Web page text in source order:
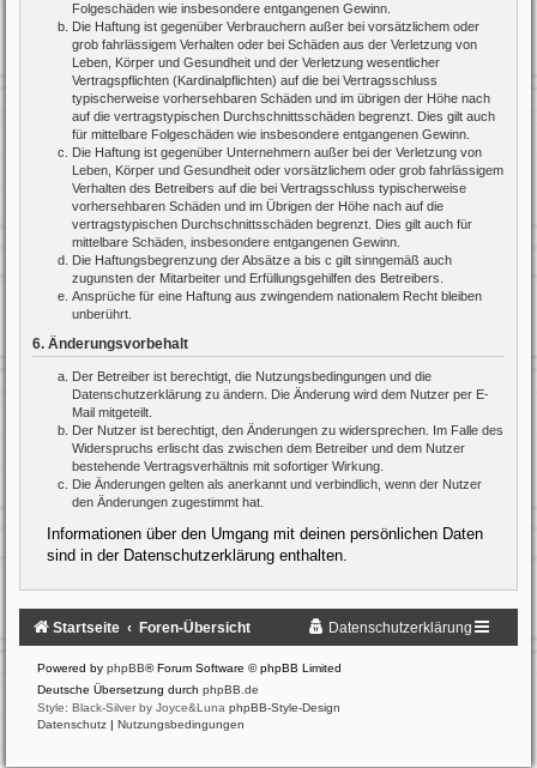
Folgeschäden wie insbesondere entgangenen Gewinn.
Die Haftung ist gegenüber Verbrauchern außer bei vorsätzlichem oder
grob fahrlässigem Verhalten oder bei Schäden aus der Verletzung von
Leben, Körper und Gesundheit und der Verletzung wesentlicher
Vertragspflichten (Kardinalpflichten) auf die bei Vertragsschluss
typischerweise vorhersehbaren Schäden und im übrigen der Höhe nach
auf die vertragstypischen Durchschnittsschäden begrenzt. Dies gilt auch
für mittelbare Folgeschäden wie insbesondere entgangenen Gewinn.
Die Haftung ist gegenüber Unternehmern außer bei der Verletzung von
Leben, Körper und Gesundheit oder vorsätzlichem oder grob fahrlässigem
Verhalten des Betreibers auf die bei Vertragsschluss typischerweise
vorhersehbaren Schäden und im Übrigen der Höhe nach auf die
vertragstypischen Durchschnittsschäden begrenzt. Dies gilt auch für
mittelbare Schäden, insbesondere entgangenen Gewinn.
Die Haftungsbegrenzung der Absätze a bis c gilt sinngemäß auch
zugunsten der Mitarbeiter und Erfüllungsgehilfen des Betreibers.
Ansprüche für eine Haftung aus zwingendem nationalem Recht bleiben
unberührt.
6. Änderungsvorbehalt
Der Betreiber ist berechtigt, die Nutzungsbedingungen und die
Datenschutzerklärung zu ändern. Die Änderung wird dem Nutzer per E-
Mail mitgeteilt.
Der Nutzer ist berechtigt, den Änderungen zu widersprechen. Im Falle des
Widerspruchs erlischt das zwischen dem Betreiber und dem Nutzer
bestehende Vertragsverhältnis mit sofortiger Wirkung.
Die Änderungen gelten als anerkannt und verbindlich, wenn der Nutzer
den Änderungen zugestimmt hat.
Informationen über den Umgang mit deinen persönlichen Daten
sind in der Datenschutzerklärung enthalten.
Startseite Foren-Übersicht Datenschutzerklärung
Powered by phpBB® Forum Software © phpBB Limited
Deutsche Übersetzung durch phpBB.de
Style: Black-Silver by Joyce&Luna phpBB-Style-Design
Datenschutz | Nutzungsbedingungen